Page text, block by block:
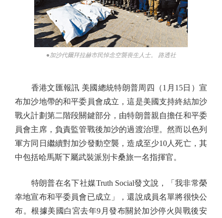
●加沙代爾拜拉赫市民悼念空襲喪生人士。 路透社
香港文匯報訊 美國總統特朗普周四（1月15日）宣
布加沙地帶的和平委員會成立，這是美國支持終結加沙
戰火計劃第二階段關鍵部分，由特朗普親自擔任和平委
員會主席，負責監管戰後加沙的過渡治理。然而以色列
軍方同日繼續對加沙發動空襲，造成至少10人死亡，其
中包括哈馬斯下屬武裝派別卡桑旅一名指揮官。
特朗普在名下社媒Truth Social發文說，「我非常榮
幸地宣布和平委員會已成立」，還說成員名單將很快公
布。根據美國白宮去年9月發布關於加沙停火與戰後安